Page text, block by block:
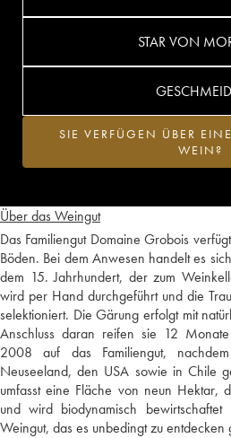
Über das Weingut
Das Familiengut Domaine Grobois
Böden. Bei dem Anwesen handelt es
dem 15. Jahrhundert, der zum
wird per Hand durchgeführt und die
selektioniert. Die Gärung erfolgt mit
Anschluss daran reifen sie 12
2008 auf das Familiengut,
Neuseeland, den USA sowie in Chile
umfasst eine Fläche von neun Hektar,
und wird biodynamisch bewirtschaftet
Weingut, das es unbedingt zu entdecken
STAR VON
SIE VERFÜGEN ÜBER
WEIN?